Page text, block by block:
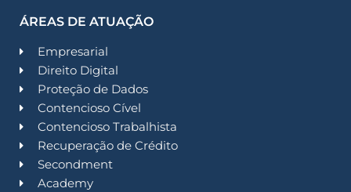
ÁREAS DE ATUAÇÃO
Empresarial
Direito Digital
Proteção de Dados
Contencioso Cível
Contencioso Trabalhista
Recuperação de Crédito
Secondment
Academy